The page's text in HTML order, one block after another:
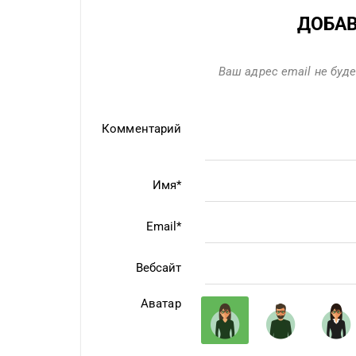
Ваш адрес email не
Комментарий
Имя*
Email*
Вебсайт
Аватар